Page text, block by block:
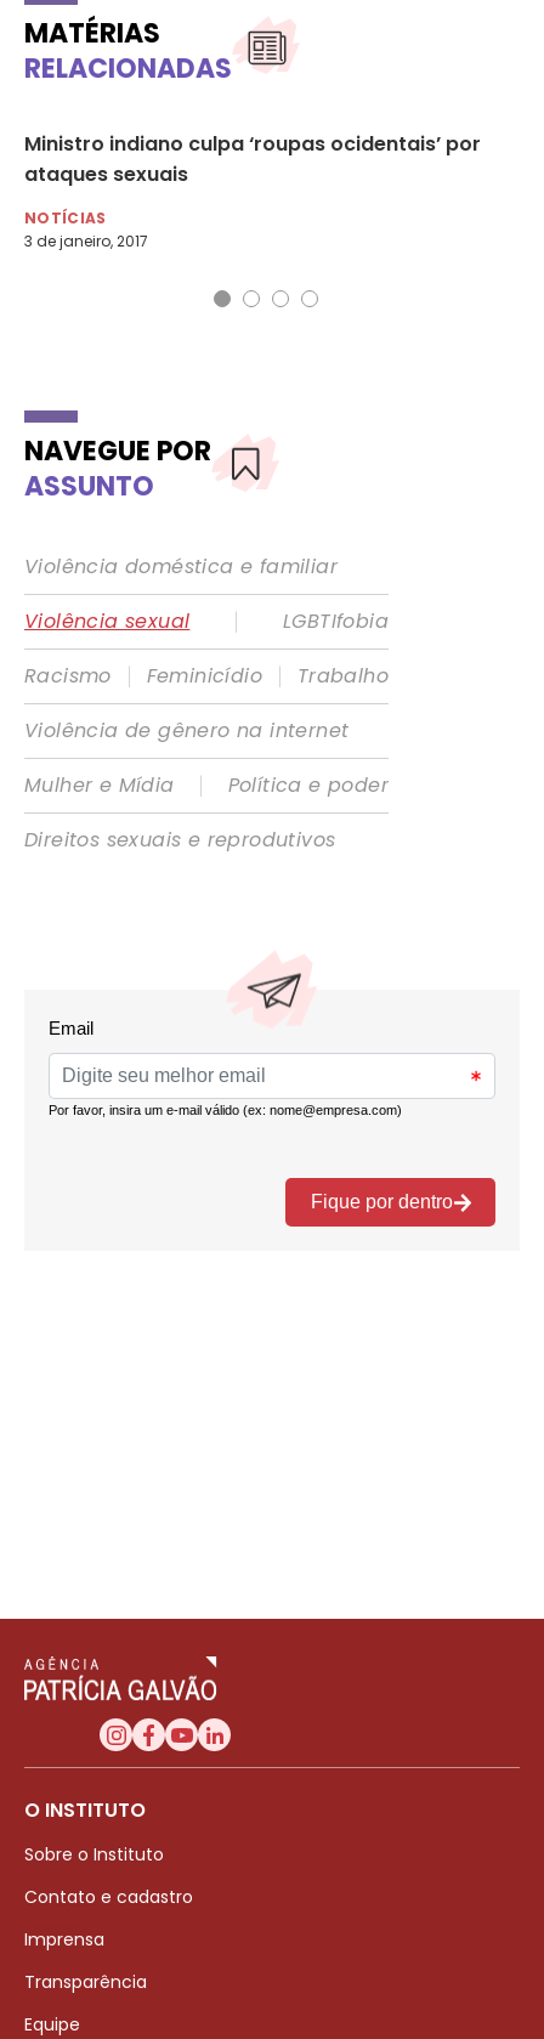
MATÉRIAS
RELACIONADAS
Ministro indiano culpa ‘roupas ocidentais’ por
ataques sexuais
NOTÍCIAS
3 de janeiro, 2017
NAVEGUE POR
ASSUNTO
Violência doméstica e familiar
Violência sexual
|
LGBTIfobia
Racismo
| Feminicídio |
Trabalho
Violência de gênero na internet
Mulher e Mídia
|
Política e poder
Direitos sexuais e reprodutivos
O INSTITUTO
Sobre o Instituto
Contato e cadastro
Imprensa
Transparência
Equipe